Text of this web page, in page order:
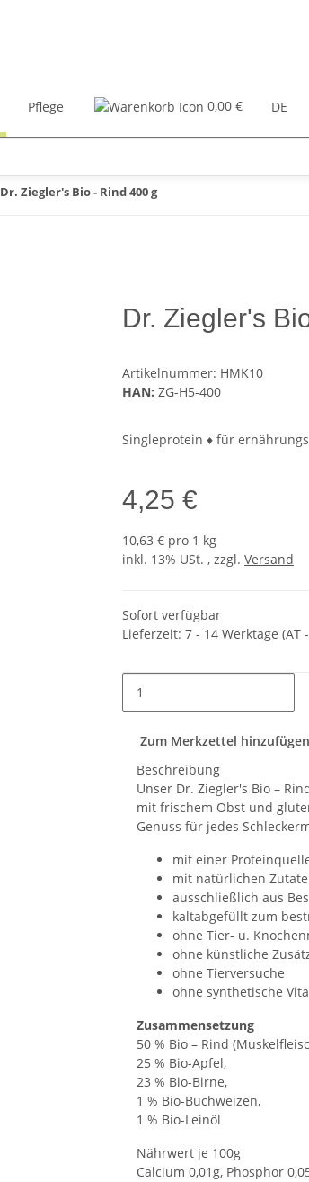
0,00 € DE
Pflege Zubehör Bücher
Dr. Ziegler's Bio - Rind 400 g
Dr. Ziegler's
Artikelnummer: HMK10
HAN: ZG-H5-400
Singleprotein ♦ für
4,25 €
10,63 € pro 1 kg
inkl. 13% USt. , zzgl. Versand
Sofort verfügbar
Lieferzeit: 7 - 14 Werktage (AT
Zum Merkzettel hinzufügen
Beschreibung
Unser Dr. Ziegler's Bio –
mit frischem Obst und
Genuss für jedes
mit einer
mit natürlichen
ausschließlich aus
kaltabgefüllt zum
ohne Tier- u.
ohne künstliche
ohne Tierversuche
ohne synthetische
Zusammensetzung
50 % Bio – Rind
25 % Bio-Apfel,
23 % Bio-Birne,
1 % Bio-Buchweizen,
1 % Bio-Leinöl
Nährwert je 100g
Calcium 0,01g, Phosphor